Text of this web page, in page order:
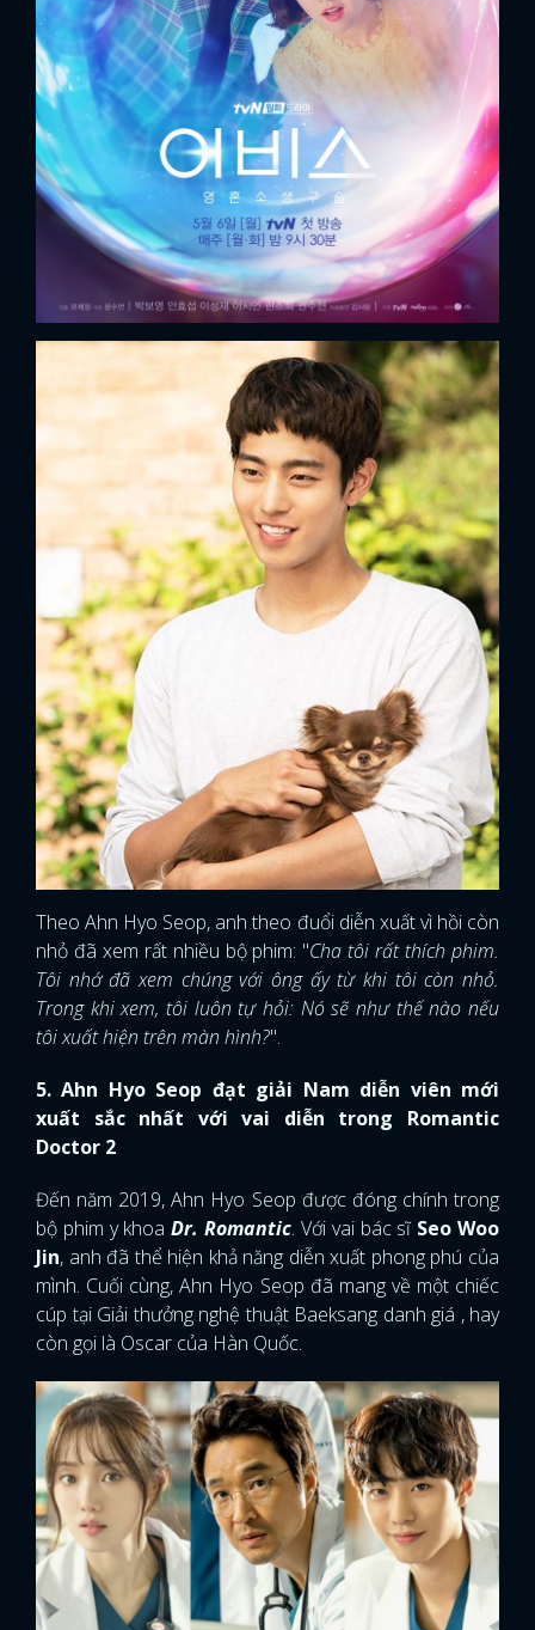
Theo Ahn Hyo Seop, anh theo đuổi diễn xuất vì hồi còn
nhỏ đã xem rất nhiều bộ phim: "Cha tôi rất thích phim.
Tôi nhớ đã xem chúng với ông ấy từ khi tôi còn nhỏ.
Trong khi xem, tôi luôn tự hỏi: Nó sẽ như thế nào nếu
tôi xuất hiện trên màn hình?".
5. Ahn Hyo Seop đạt giải Nam diễn viên mới
xuất sắc nhất với vai diễn trong Romantic
Doctor 2
Đến năm 2019, Ahn Hyo Seop được đóng chính trong
bộ phim y khoaDr. Romantic. Với vai bác sĩ Seo Woo
Jin, anh đã thể hiện khả năng diễn xuất phong phú của
mình. Cuối cùng, Ahn Hyo Seop đã mang về một chiếc
cúp tại Giải thưởng nghệ thuật Baeksang danh giá , hay
còn gọi là Oscar của Hàn Quốc.